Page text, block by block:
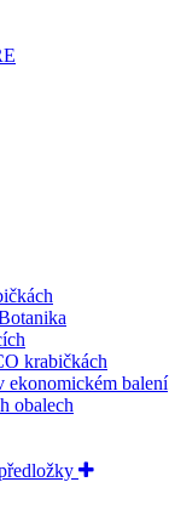
krabičkách
balení
obalech